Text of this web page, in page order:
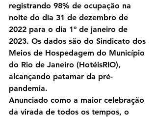
registrando 98% de ocupação na
noite do dia 31 de dezembro de
2022 para o dia 1º de janeiro de
2023. Os dados são do Sindicato dos
Meios de Hospedagem do Município
do Rio de Janeiro (HotéisRIO),
alcançando patamar da pré-
pandemia.
Anunciado como a maior celebração
da virada de todos os tempos, o